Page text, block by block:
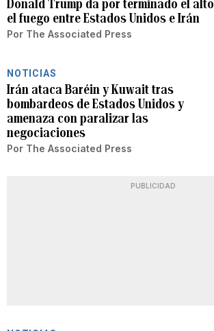
Donald Trump da por terminado el alto
el fuego entre Estados Unidos e Irán
Por The Associated Press
NOTICIAS
Irán ataca Baréin y Kuwait tras
bombardeos de Estados Unidos y
amenaza con paralizar las
negociaciones
Por The Associated Press
PUBLICIDAD